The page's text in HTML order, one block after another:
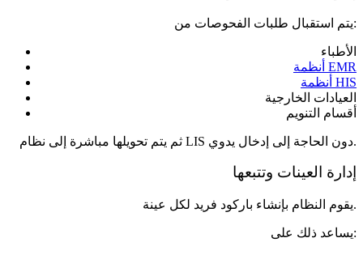
يتم استقبال طلبات الفحوصات من:
الأطباء
أنظمة EMR
أنظمة HIS
العيادات الخارجية
أقسام التنويم
ثم يتم تحويلها مباشرة إلى نظام LIS دون الحاجة إلى إدخال يدوي.
إدارة العينات وتتبعها
يقوم النظام بإنشاء باركود فريد لكل عينة.
يساعد ذلك على: